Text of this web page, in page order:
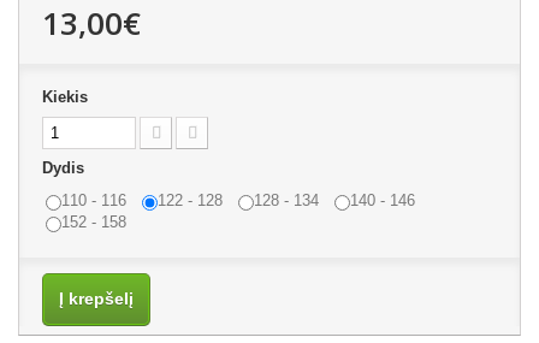
13,00€
Kiekis
Dydis
110 - 116
122 - 128 128 - 134
140 - 146
152 - 158
Į krepšelį